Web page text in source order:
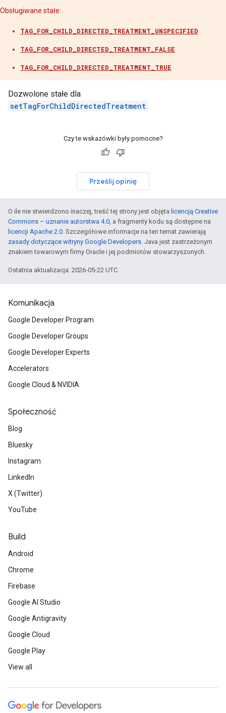
Obsługiwane stałe:
TAG_FOR_CHILD_DIRECTED_TREATMENT_UNSPECIFIED
TAG_FOR_CHILD_DIRECTED_TREATMENT_FALSE
TAG_FOR_CHILD_DIRECTED_TREATMENT_TRUE
Dozwolone stałe dla
setTagForChildDirectedTreatment .
Czy te wskazówki były pomocne?
Prześlij opinię
O ile nie stwierdzono inaczej, treść tej strony jest objęta licencją Creative
Commons – uznanie autorstwa 4.0, a fragmenty kodu są dostępne na
licencji Apache 2.0. Szczegółowe informacje na ten temat zawierają
zasady dotyczące witryny Google Developers. Java jest zastrzeżonym
znakiem towarowym firmy Oracle i jej podmiotów stowarzyszonych.
Ostatnia aktualizacja: 2026-05-22 UTC.
Komunikacja
Google Developer Program
Google Developer Groups
Google Developer Experts
Accelerators
Google Cloud & NVIDIA
Społeczność
Blog
Bluesky
Instagram
LinkedIn
X (Twitter)
YouTube
Build
Android
Chrome
Firebase
Google AI Studio
Google Antigravity
Google Cloud
Google Play
View all